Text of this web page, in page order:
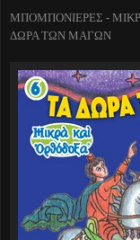
ΜΠΟΜΠΟΝΙΕΡΕΣ -
ΔΩΡΑ ΤΩΝ ΜΑΓΩΝ